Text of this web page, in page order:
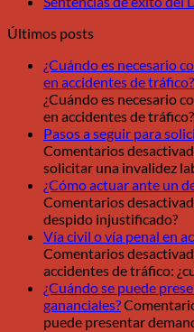
Últimos posts
¿Cuándo es necesario
en accidentes de tráfico?
¿Cuándo es necesario
en accidentes de tráfico?
Pasos a seguir para
Comentarios
solicitar una invalidez
¿Cómo actuar ante un
Comentarios
despido injustificado?
Vía civil o vía penal en
Comentarios
accidentes de tráfico:
¿Cuándo se puede
gananciales?
puede presentar